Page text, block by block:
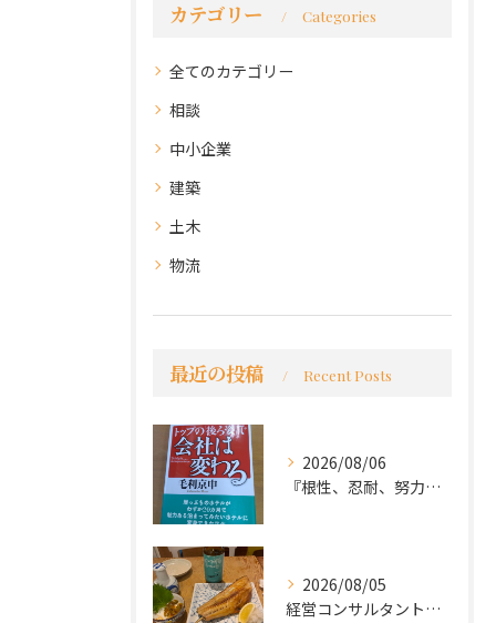
カテゴリー Categories
全てのカテゴリー
相談
中小企業
建築
土木
物流
最近の投稿 Recent Posts
2026/08/06
『根性、忍耐、努力という言葉は死語なのか』
2026/08/05
経営コンサルタントのモーちゃん・毛利京申です。